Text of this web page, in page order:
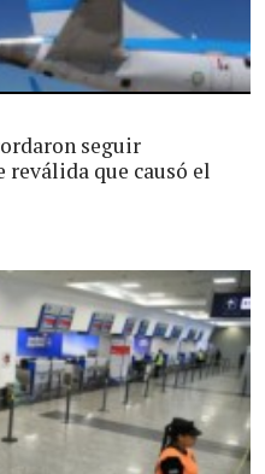
seguir
que causó el